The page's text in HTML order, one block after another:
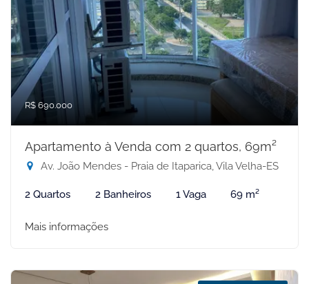
R$ 690.000
Apartamento à Venda com 2 quartos, 69m²
Av. João Mendes - Praia de Itaparica, Vila Velha-ES
2 Quartos 2 Banheiros 1 Vaga 69 m²
Mais informações